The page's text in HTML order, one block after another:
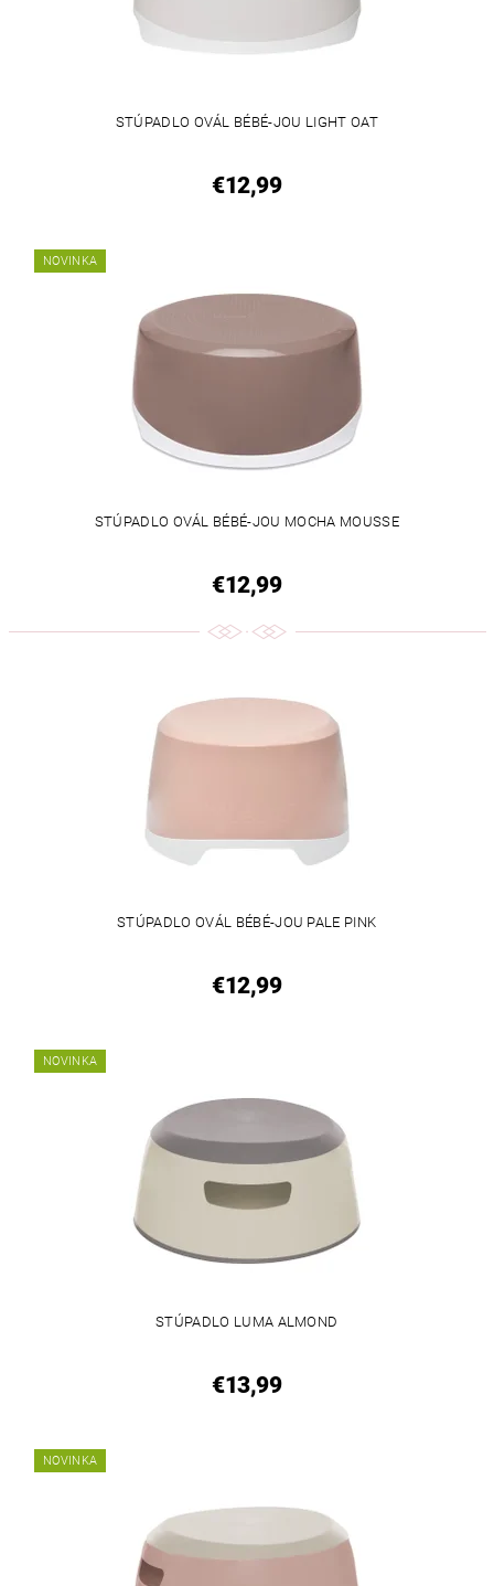
STÚPADLO OVÁL BÉBÉ-JOU LIGHT OAT
€12,99
NOVINKA
STÚPADLO OVÁL BÉBÉ-JOU MOCHA MOUSSE
€12,99
STÚPADLO OVÁL BÉBÉ-JOU PALE PINK
€12,99
NOVINKA
STÚPADLO LUMA ALMOND
€13,99
NOVINKA